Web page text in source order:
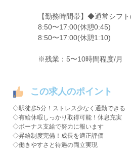
【勤務時間帯】◆通常シフ
8:50〜17:00(休憩0:45)
8:50〜17:00(休憩1:10)
※残業：5〜10時間程度/月
この求人のポイント
◇駅徒歩5分！ストレス少なく通勤できる
◇有給休暇しっかり取得可能！休息充実
◇ボーナス支給で努力に報います
◇昇給制度完備！成長を適正評価
◇働きやすさと待遇の両立実現